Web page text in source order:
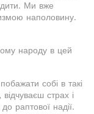
Ми вже
наполовину.
народу в цей
собі в такі
страх і
раптової надії.